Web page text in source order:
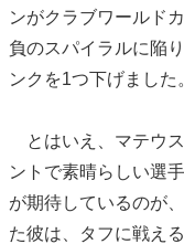
ンがクラブワールド
負のスパイラルに陥
ンクを1つ下げました
とはいえ、マテウ
ントで素晴らしい選
が期待しているのが
た彼は、タフに戦え